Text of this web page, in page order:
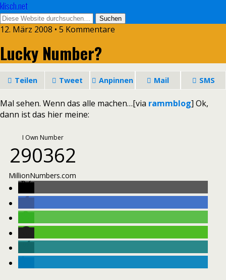
klisch.net
12. März 2008 • 5 Kommentare
Lucky Number?
Teilen Tweet Anpinnen Mail SMS
Mal sehen. Wenn das alle machen…[via rammblog] Ok,
dann ist das hier meine:
I Own Number
290362
MillionNumbers.com